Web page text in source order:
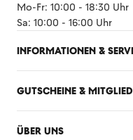
Mo-Fr: 10:00 - 18:30 Uhr
Sa: 10:00 - 16:00 Uhr
INFORMATIONEN &
GUTSCHEINE &
ÜBER UNS